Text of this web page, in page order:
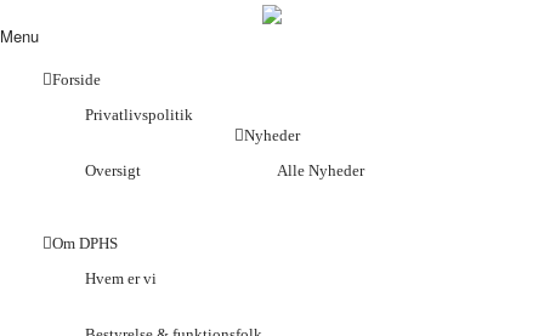
Menu
Forside
Privatlivspolitik
Oversigt
Nyheder
Alle Nyheder
Om DPHS
Hvem er vi